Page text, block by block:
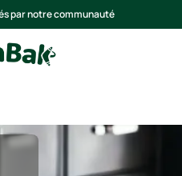
par notre communauté